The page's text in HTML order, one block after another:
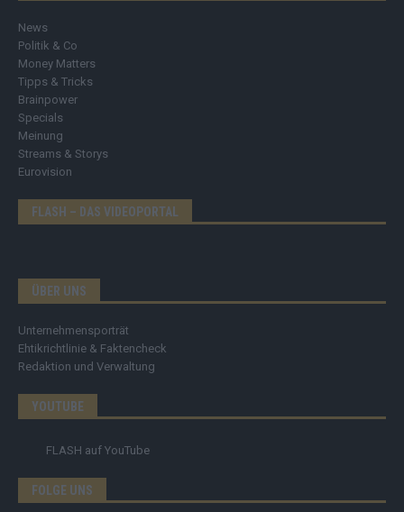
News
Politik & Co
Money Matters
Tipps & Tricks
Brainpower
Specials
Meinung
Streams & Storys
Eurovision
FLASH – DAS VIDEOPORTAL
ÜBER UNS
Unternehmensporträt
Ehtikrichtlinie & Faktencheck
Redaktion und Verwaltung
YOUTUBE
FLASH auf YouTube
FOLGE UNS